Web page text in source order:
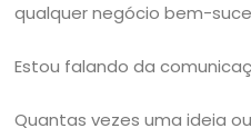
qualquer negócio bem-
Estou falando da
Quantas vezes uma ideia